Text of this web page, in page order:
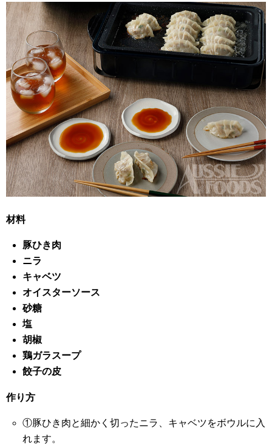
材料
豚ひき肉
ニラ
キャベツ
オイスターソース
砂糖
塩
胡椒
鶏ガラスープ
餃子の皮
作り方
①豚ひき肉と細かく切ったニラ、キャベツをボウルに入
れます。